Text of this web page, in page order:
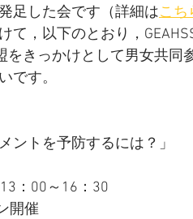
足した会です（詳細はこち
て，以下のとおり，
をきっかけとして男女共
です。
ントを予防するには？」
：00～16：30
開催